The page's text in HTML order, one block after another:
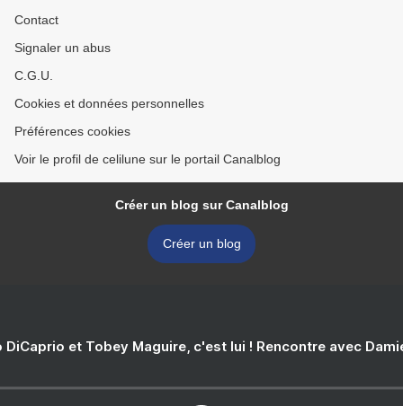
Contact
Signaler un abus
C.G.U.
Cookies et données personnelles
Préférences cookies
Voir le profil de celilune sur le portail Canalblog
Créer un blog sur Canalblog
Créer un blog
DiCaprio et Tobey Maguire, c'est lui ! Rencontre avec